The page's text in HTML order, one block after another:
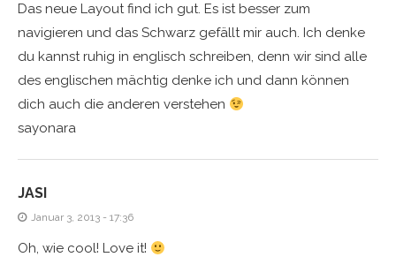
Das neue Layout find ich gut. Es ist besser zum
navigieren und das Schwarz gefällt mir auch. Ich denke
du kannst ruhig in englisch schreiben, denn wir sind alle
des englischen mächtig denke ich und dann können
dich auch die anderen verstehen
sayonara
JASI
Januar 3, 2013 - 17:36
Oh, wie cool! Love it!